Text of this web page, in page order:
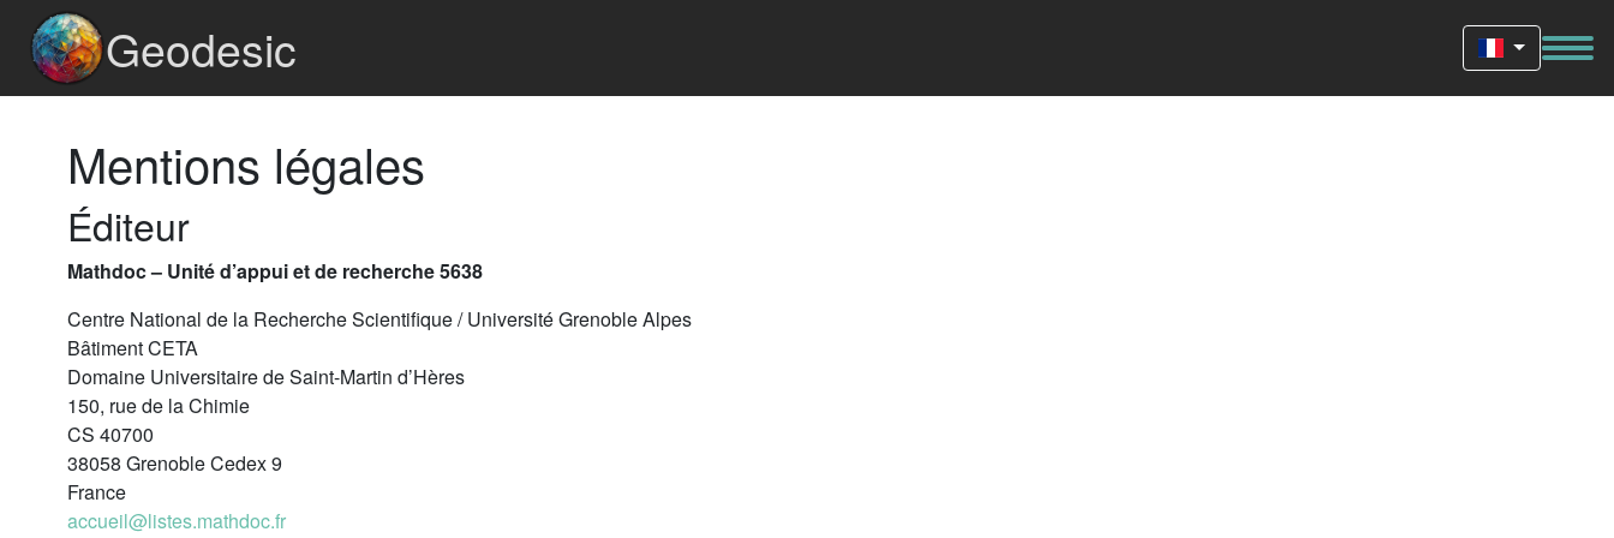
Geodesic
Mentions légales
Éditeur
Mathdoc – Unité d’appui et de recherche 5638
Centre National de la Recherche Scientifique / Université Grenoble Alpes
Bâtiment CETA
Domaine Universitaire de Saint-Martin d’Hères
150, rue de la Chimie
CS 40700
38058 Grenoble Cedex 9
France
accueil@listes.mathdoc.fr